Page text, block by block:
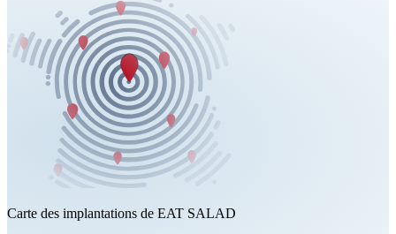
Carte des implantations de EAT SALAD